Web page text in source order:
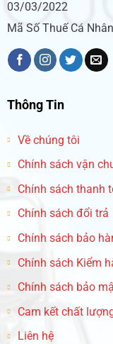
03/03/2022
Mã Số Thuế Cá
Thông Tin
Về chúng tôi
Chính sách vận
Chính sách thanh
Chính sách đổi trả
Chính sách bảo
Chính sách Kiểm
Chính sách bảo
Cam kết chất
Liên hệ